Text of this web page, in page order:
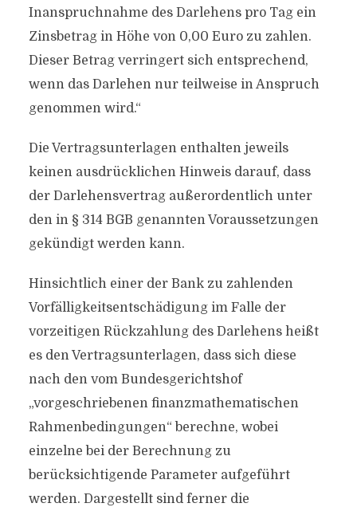
Inanspruchnahme des Darlehens pro Tag ein
Zinsbetrag in Höhe von 0,00 Euro zu zahlen.
Dieser Betrag verringert sich entsprechend,
wenn das Darlehen nur teilweise in Anspruch
genommen wird.“
Die Vertragsunterlagen enthalten jeweils
keinen ausdrücklichen Hinweis darauf, dass
der Darlehensvertrag außerordentlich unter
den in § 314 BGB genannten Voraussetzungen
gekündigt werden kann.
Hinsichtlich einer der Bank zu zahlenden
Vorfälligkeitsentschädigung im Falle der
vorzeitigen Rückzahlung des Darlehens heißt
es den Vertragsunterlagen, dass sich diese
nach den vom Bundesgerichtshof
„vorgeschriebenen finanzmathematischen
Rahmenbedingungen“ berechne, wobei
einzelne bei der Berechnung zu
berücksichtigende Parameter aufgeführt
werden. Dargestellt sind ferner die